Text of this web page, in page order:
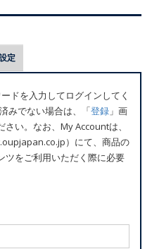
定
ドを入力してログインしてく
みでない場合は、「登録 」画
い。なお、My Accountは、
）にて、商品の
ツをご利用いただく際に必要